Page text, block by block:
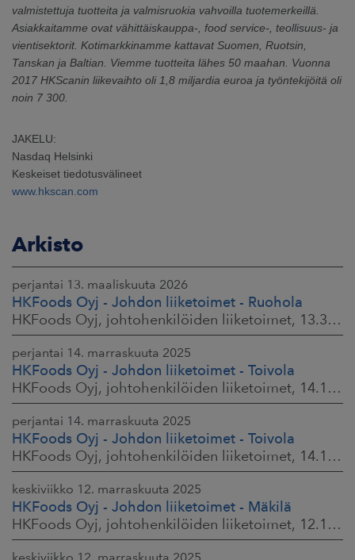
valmistettuja tuotteita ja valmisruokia vahvoilla tuotemerkeillä.
Asiakkaitamme ovat vähittäiskauppa-, food service-, teollisuus- ja
vientisektorit. Kotimarkkinamme kattavat Suomen, Ruotsin,
Tanskan ja Baltian. Viemme tuotteita lähes 50 maahan. Vuonna
2017 HKScanin liikevaihto oli 1,8 miljardia euroa ja työntekijöitä oli
noin 7 300.
JAKELU:
Nasdaq Helsinki
Keskeiset tiedotusvälineet
www.hkscan.com
Arkisto
perjantai 13. maaliskuuta 2026
HKFoods Oyj - Johdon liiketoimet - Ruohola
HKFoods Oyj, johtohenkilöiden liiketoimet, 13.3.2026 klo 9.30
perjantai 14. marraskuuta 2025
HKFoods Oyj - Johdon liiketoimet - Toivola
HKFoods Oyj, johtohenkilöiden liiketoimet, 14.11.2025 klo 14.00
perjantai 14. marraskuuta 2025
HKFoods Oyj - Johdon liiketoimet - Toivola
HKFoods Oyj, johtohenkilöiden liiketoimet, 14.11.2025 klo 11.30
keskiviikko 12. marraskuuta 2025
HKFoods Oyj - Johdon liiketoimet - Mäkilä
HKFoods Oyj, johtohenkilöiden liiketoimet, 12.11.2025 klo 18.00